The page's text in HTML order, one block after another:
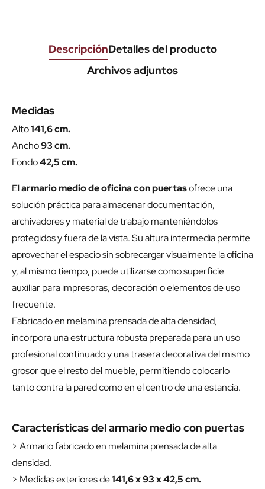
DescripciónDetalles del producto
Archivos adjuntos
Medidas
Alto141,6 cm.
Ancho93 cm.
Fondo42,5 cm.
Elarmario medio de oficina con puertasofrece una
solución práctica para almacenar documentación,
archivadores y material de trabajo manteniéndolos
protegidos y fuera de la vista. Su altura intermedia permite
aprovechar el espacio sin sobrecargar visualmente la oficina
y, al mismo tiempo, puede utilizarse como superficie
auxiliar para impresoras, decoración o elementos de uso
frecuente.
Fabricado en melamina prensada de alta densidad,
incorpora una estructura robusta preparada para un uso
profesional continuado y una trasera decorativa del mismo
grosor que el resto del mueble, permitiendo colocarlo
tanto contra la pared como en el centro de una estancia.
Características del armario medio con puertas
> Armario fabricado en melamina prensada de alta
densidad.
> Medidas exteriores de141,6 x 93 x 42,5 cm.